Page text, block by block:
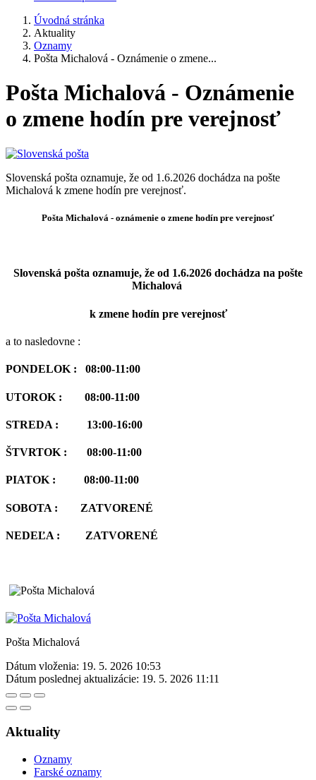
Úvodná stránka
Aktuality
Oznamy
Pošta Michalová - Oznámenie o zmene...
Pošta Michalová - Oznámenie
o zmene hodín pre verejnosť
Slovenská pošta oznamuje, že od 1.6.2026 dochádza na pošte
Michalová k zmene hodín pre verejnosť.
Pošta Michalová - oznámenie o zmene hodín pre verejnosť
Slovenská pošta oznamuje, že od 1.6.2026 dochádza na pošte
Michalová
k zmene hodín pre verejnosť
a to nasledovne :
PONDELOK : 08:00-11:00
UTOROK : 08:00-11:00
STREDA : 13:00-16:00
ŠTVRTOK : 08:00-11:00
PIATOK : 08:00-11:00
SOBOTA : ZATVORENÉ
NEDEĽA : ZATVORENÉ
Pošta Michalová
Dátum vloženia: 19. 5. 2026 10:53
Dátum poslednej aktualizácie: 19. 5. 2026 11:11
Aktuality
Oznamy
Farské oznamy